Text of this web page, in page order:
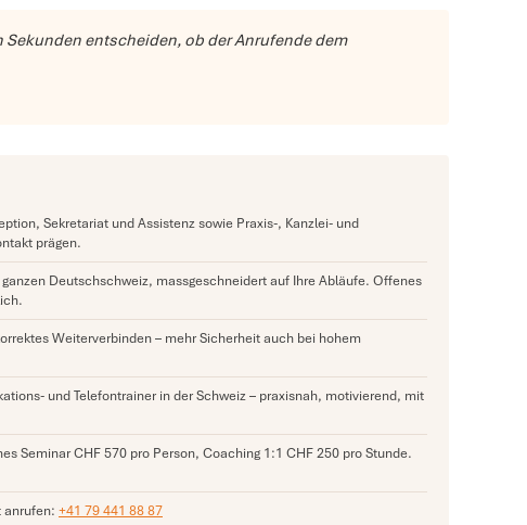
entscheiden, ob der Anrufende dem
Sekretariat und Assistenz sowie Praxis-, Kanzlei- und
prägen.
Deutschschweiz, massgeschneidert auf Ihre Abläufe. Offenes
Weiterverbinden – mehr Sicherheit auch bei hohem
und Telefontrainer in der Schweiz – praxisnah, motivierend, mit
Seminar CHF 570 pro Person, Coaching 1:1 CHF 250 pro Stunde.
anrufen: +41 79 441 88 87